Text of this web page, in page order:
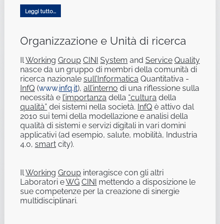
Leggi tutto...
Organizzazione e Unità di ricerca
IlWorking Group CINI System and Service Quality
nasce da un gruppo di membri della comunità di
ricerca nazionale sull’Informatica Quantitativa -
InfQ(www.infq.it), all’interno di una riflessione sulla
necessità e l’importanza della “cultura della
qualità” dei sistemi nella società. InfQè attivo dal
2010 sui temi della modellazione e analisi della
qualità di sistemi e servizi digitali in vari domini
applicativi (ad esempio, salute, mobilità, Industria
4.0, smartcity).
IlWorking Groupinteragisce con gli altri
Laboratori eWG CINI mettendo a disposizione le
sue competenze per la creazione di sinergie
multidisciplinari.